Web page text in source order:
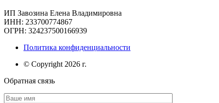
ИП Завозина Елена Владимировна
ИНН: 233700774867
ОГРН: 324237500166939
Политика конфиденциальности
© Copyright 2026 г.
Обратная связь